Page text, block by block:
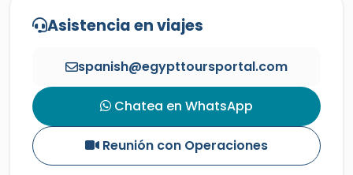
Asistencia en viajes
spanish@egypttoursportal.com
Chatea en WhatsApp
Reunión con Operaciones